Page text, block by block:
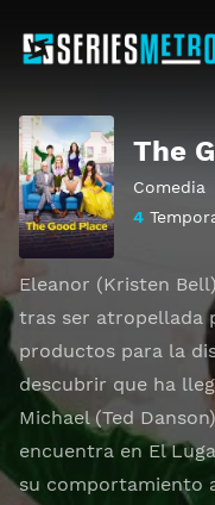
The
Comedia
4
Eleanor (Kristen
tras ser atropellada
productos para la
descubrir que ha
Michael (Ted
encuentra en El
su comportamiento